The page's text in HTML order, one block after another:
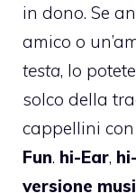
in dono. Se
amico o
testa, lo
solco della
cappellini
Fun. hi-Ear,
versione